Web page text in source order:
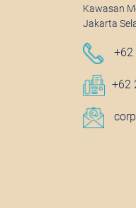
Kawasan
Jakarta
+62
+62